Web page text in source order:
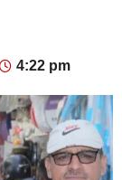
4:22 pm